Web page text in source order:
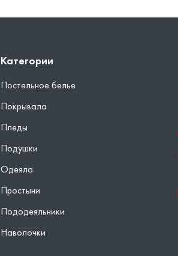
Категории
Постельное белье
Покрывала
Пледы
Подушки
Одеяла
Простыни
Пододеяльники
Наволочки